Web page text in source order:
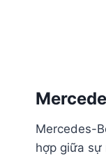
Mercedes-
hợp giữa sự